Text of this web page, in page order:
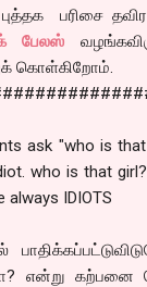
பரிசை தவிர
பேலஸ்
கொள்கிறோம்.
ask "who is
who is that
always IDIOTS
என்று